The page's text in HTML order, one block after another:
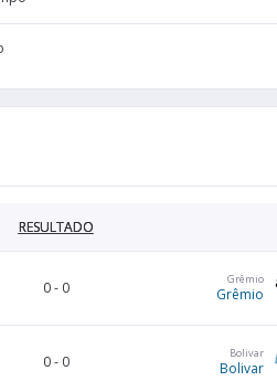
RESULTADO
0- 0 Grêmio
Grêmio
0- 0 Bolivar
Bolivar